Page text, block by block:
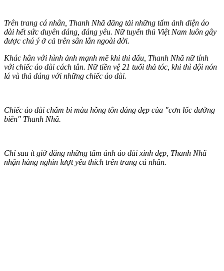
Trên trang cá nhân, Thanh Nhã đăng tải những tấm ảnh diện áo
dài hết sức duyên dáng, đáng yêu. Nữ tuyển thủ Việt Nam luôn gây
được chú ý ở cả trên sân lẫn ngoài đời.
Khác hẳn với hình ảnh mạnh mẽ khi thi đấu, Thanh Nhã nữ tính
với chiếc áo dài cách tân. Nữ tiền vệ 21 tuổi thả tóc, khi thì đội nón
lá và thả dáng với những chiếc áo dài.
Chiếc áo dài chấm bi màu hồng tôn dáng đẹp của "cơn lốc đường
biên" Thanh Nhã.
Chỉ sau ít giờ đăng những tấm ảnh áo dài xinh đẹp, Thanh Nhã
nhận hàng nghìn lượt yêu thích trên trang cá nhân.